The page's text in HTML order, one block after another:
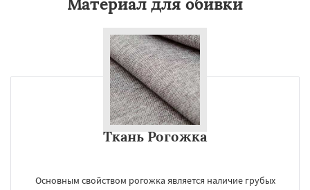
Ткань Рогожка
Основным свойством рогожка является наличие грубых